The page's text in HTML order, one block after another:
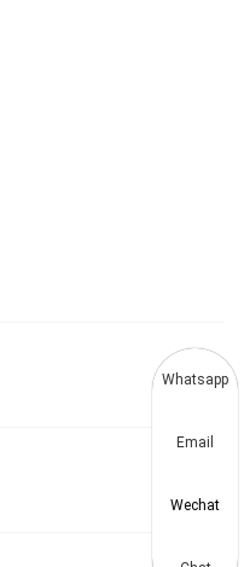
Whatsapp
Email
Wechat